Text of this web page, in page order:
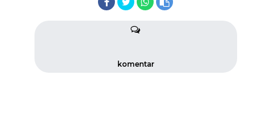
komentar